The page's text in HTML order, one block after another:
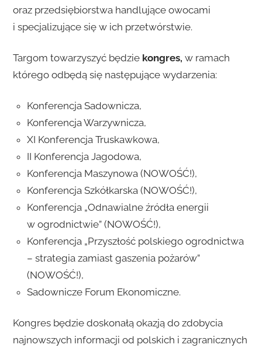
oraz przedsiębiorstwa handlujące owocami
i specjalizujące się w ich przetwórstwie.
Targom towarzyszyć będzie kongres, w ramach
którego odbędą się następujące wydarzenia:
Konferencja Sadownicza,
Konferencja Warzywnicza,
XI Konferencja Truskawkowa,
II Konferencja Jagodowa,
Konferencja Maszynowa (NOWOŚĆ!),
Konferencja Szkółkarska (NOWOŚĆ!),
Konferencja „Odnawialne źródła energii
w ogrodnictwie” (NOWOŚĆ!),
Konferencja „Przyszłość polskiego ogrodnictwa
– strategia zamiast gaszenia pożarów”
(NOWOŚĆ!),
Sadownicze Forum Ekonomiczne.
Kongres będzie doskonałą okazją do zdobycia
najnowszych informacji od polskich i zagranicznych